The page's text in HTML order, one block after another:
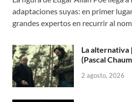
adaptaciones suyas: en primer
grandes expertos en recurrir al
La
(Pascal
2 agosto, 2026